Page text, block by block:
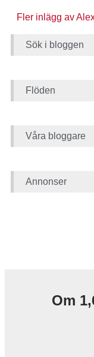
Fler inlägg av
Sök i bloggen
Flöden
Våra bloggare
Annonser
Om